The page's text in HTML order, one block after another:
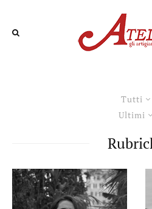
Tutti
Ultimi